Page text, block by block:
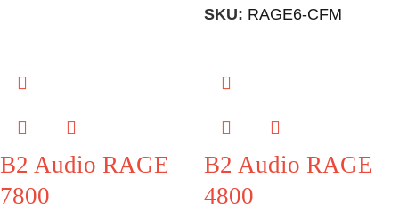
SKU: RAGE6-CFM
B2 Audio RAGE
7800
B2 Audio RAGE
4800